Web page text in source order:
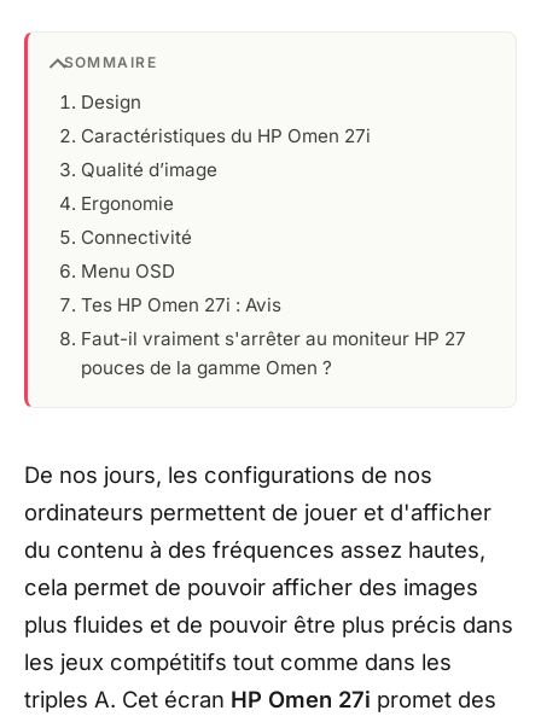
SOMMAIRE
Design
Caractéristiques du HP Omen 27i
Qualité d’image
Ergonomie
Connectivité
Menu OSD
Tes HP Omen 27i : Avis
Faut-il vraiment s'arrêter au moniteur HP 27
pouces de la gamme Omen ?
De nos jours, les configurations de nos
ordinateurs permettent de jouer et d'afficher
du contenu à des fréquences assez hautes,
cela permet de pouvoir afficher des images
plus fluides et de pouvoir être plus précis dans
les jeux compétitifs tout comme dans les
triples A. Cet écran HP Omen 27i promet des